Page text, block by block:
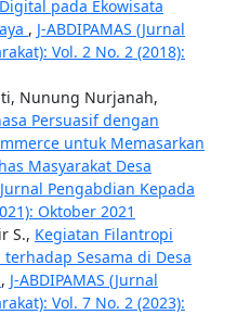
pada Ekowisata
, J-ABDIPAMAS (Jurnal
Vol. 2 No. 2 (2018):
Nunung Nurjanah,
Persuasif dengan
untuk Memasarkan
Masyarakat Desa
Pengabdian Kepada
Oktober 2021
S., Kegiatan Filantropi
Sesama di Desa
, J-ABDIPAMAS (Jurnal
Vol. 7 No. 2 (2023):